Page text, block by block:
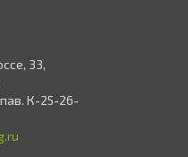
33,
К-25-26-